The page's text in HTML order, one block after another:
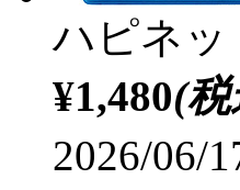
ハピネッ
¥1,480(税
2026/06/